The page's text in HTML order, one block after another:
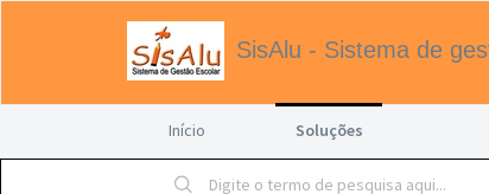
SisAlu - Sistema de
Início Soluções